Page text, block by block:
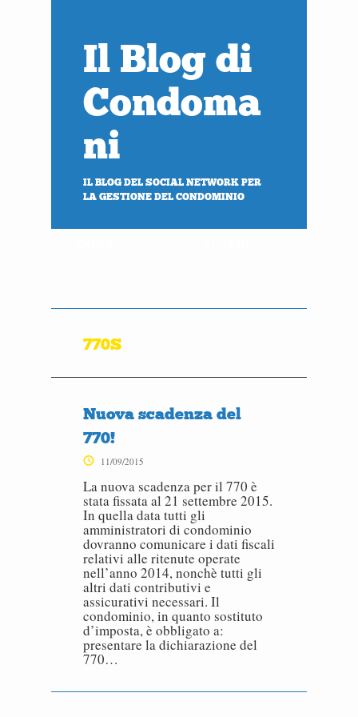
Il Blog di
Condoma
ni
IL BLOG DEL SOCIAL NETWORK PER
LA GESTIONE DEL CONDOMINIO
770S
Nuova scadenza del
770!
11/09/2015
La nuova scadenza per il 770 è
stata fissata al 21 settembre 2015.
In quella data tutti gli
amministratori di condominio
dovranno comunicare i dati fiscali
relativi alle ritenute operate
nell’anno 2014, nonchè tutti gli
altri dati contributivi e
assicurativi necessari. Il
condominio, in quanto sostituto
d’imposta, è obbligato a:
presentare la dichiarazione del
770…